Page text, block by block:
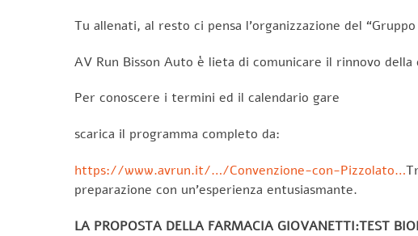
Tu allenati, al resto ci pensa l’organizzazione del
AV Run Bisson Auto è lieta di comunicare il rinnovo
Per conoscere i termini ed il calendario gare
scarica il programma completo da:
https://www.avrun.it/…/Convenzione-con-Pizzolato…
preparazione con un’esperienza entusiasmante.
LA PROPOSTA DELLA FARMACIA GIOVANETTI:TEST